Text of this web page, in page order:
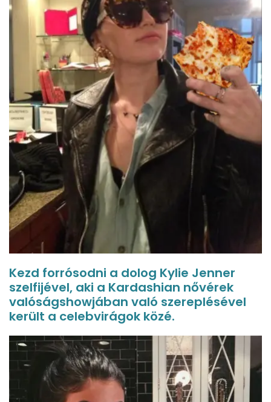
Kezd forrósodni a dolog Kylie Jenner
szelfijével, aki a Kardashian nővérek
valóságshowjában való szereplésével
került a celebvirágok közé.